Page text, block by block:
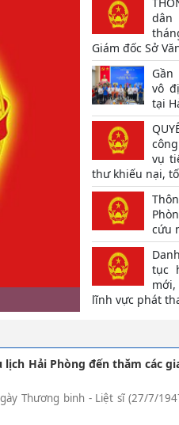
Giám đốc Sở
vô
tại
vụ
thư khiếu nại,
cứu
tục
lĩnh vực phát
lịch Hải Phòng đến thăm các
Thương binh - Liệt sĩ (27/7/